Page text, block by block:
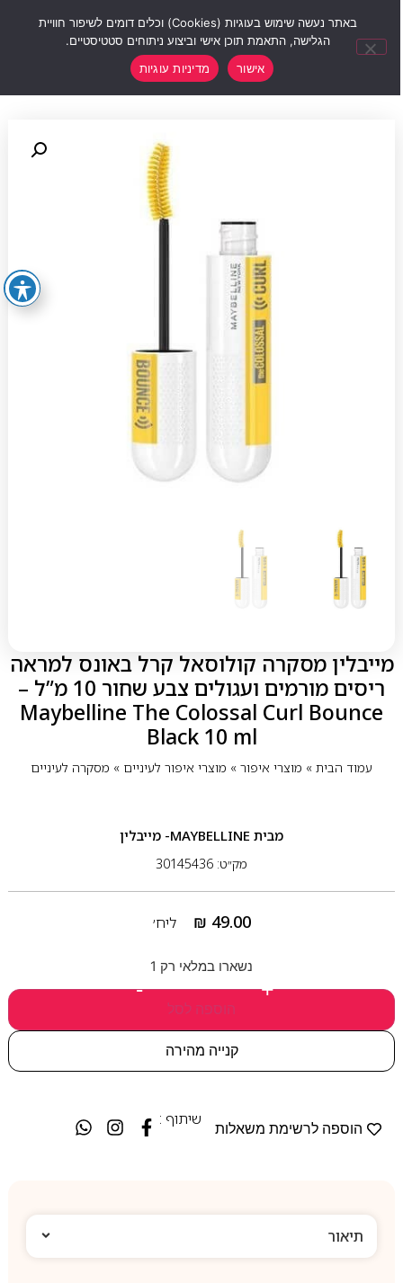
מייבלין מסקרה קולוסאל קרל באונס למראה
ריסים מורמים ועגולים צבע שחור 10 מ”ל –
Maybelline The Colossal Curl Bounce
Black 10 ml
עמוד הבית» מוצרי איפור» מוצרי איפור לעיניים» מסקרה לעיניים
מבית MAYBELLINE- מייבלין
מק״ט: 30145436
₪ 49.00 ליח׳
נשארו במלאי רק 1
- +
הוספה לסל
קנייה מהירה
הוספה לרשימת משאלות
שיתוף :
תיאור
באתר נעשה שימוש בעוגיות (Cookies) וכלים דומים לשיפור חוויית
הגלישה, התאמת תוכן אישי וביצוע ניתוחים סטטיסטיים.
אישור
מדיניות עוגיות